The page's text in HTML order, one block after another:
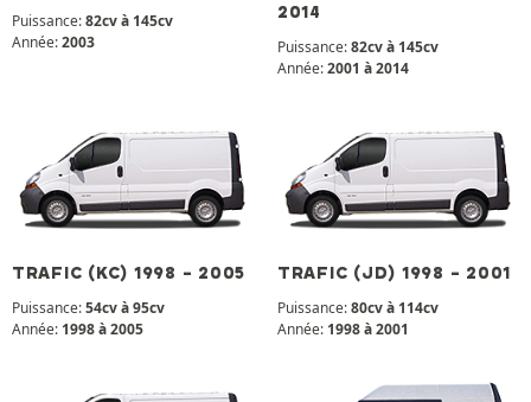
Puissance:82cv à 145cv
Année:2003
2014
Puissance:82cv à 145cv
Année:2001 à 2014
TRAFIC (KC) 1998 - 2005
Puissance:54cv à 95cv
Année: 1998 à 2005
TRAFIC (JD) 1998 - 2001
Puissance:80cv à 114cv
Année: 1998 à 2001